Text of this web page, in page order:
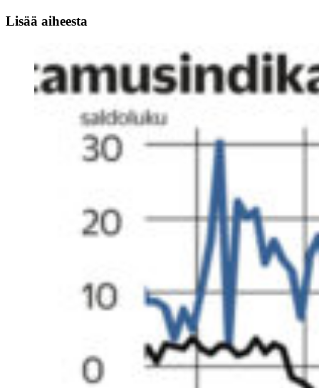
Lisää aiheesta